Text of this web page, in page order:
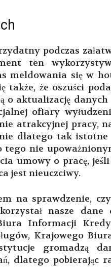
podczas
ten
meldowania się w
także, że oszuści
o aktualizację
ofiary
atrakcyjnej pracy,
dlatego tak
tego nie
umowy o pracę,
jest nieuczciwy.
na sprawdzenie,
nasze dane
Informacji
Krajowego
gromadzą
dlatego pobierając